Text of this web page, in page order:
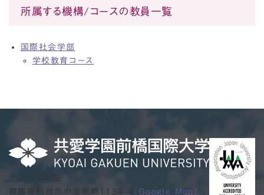
所属する機構/コースの教員一覧
国際社会学部
学校教育コース
〒379-2192
群馬県前橋市小屋原町1154-4
（Google Map）